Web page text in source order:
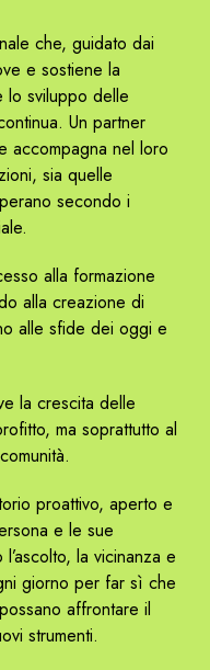
che, guidato dai
e sostiene la
lo sviluppo delle
Un partner
accompagna nel loro
sia quelle
secondo i
alla formazione
alla creazione di
alle sfide dei oggi e
la crescita delle
ma soprattutto al
proattivo, aperto e
e le sue
la vicinanza e
giorno per far sì che
affrontare il
strumenti.